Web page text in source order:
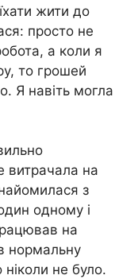
жити до
просто не
а коли я
то грошей
Я навіть могла
витрачала на
з
одному і
на
нормальну
не було.